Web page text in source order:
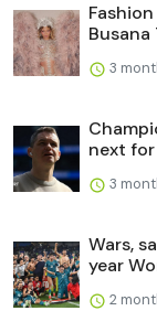
Busana
3
next for
3
Wars,
year
2